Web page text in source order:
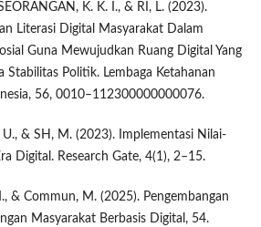
K. K. I., & RI, L. (2023).
Literasi Digital Masyarakat Dalam
Guna Mewujudkan Ruang Digital Yang
Stabilitas Politik. Lembaga Ketahanan
56, 0010–112300000000076.
U., & SH, M. (2023). Implementasi Nilai-
Digital. Research Gate, 4(1), 2–15.
& Commun, M. (2025). Pengembangan
Masyarakat Berbasis Digital, 54.